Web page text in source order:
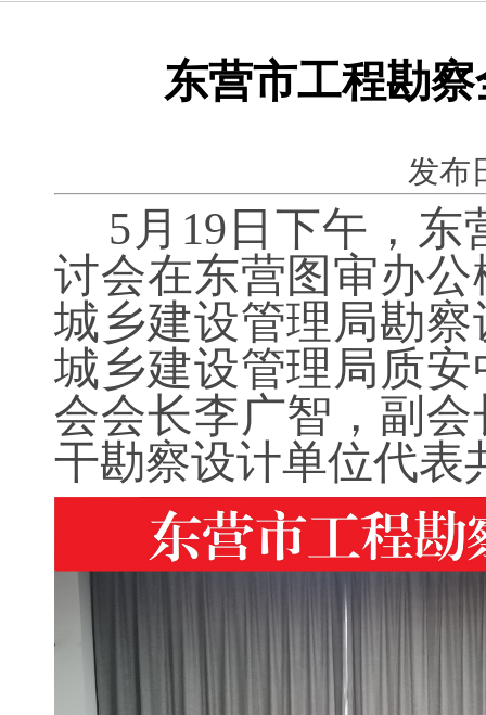
东营市工程勘
发布
5 月19日下午，
讨会在东营图审办
城乡建设管理局勘
城乡建设管理局质
会会长李广智，副
干勘察设计单位代表